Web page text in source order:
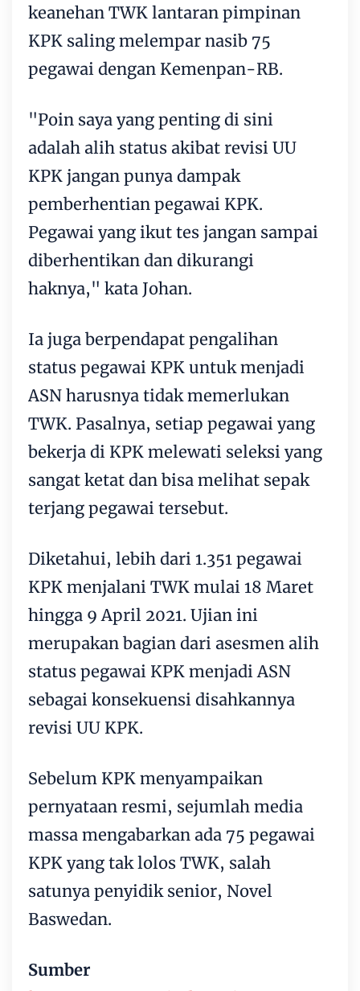
keanehan TWK lantaran pimpinan
KPK saling melempar nasib 75
pegawai dengan Kemenpan-RB.
"Poin saya yang penting di sini
adalah alih status akibat revisi UU
KPK jangan punya dampak
pemberhentian pegawai KPK.
Pegawai yang ikut tes jangan sampai
diberhentikan dan dikurangi
haknya," kata Johan.
Ia juga berpendapat pengalihan
status pegawai KPK untuk menjadi
ASN harusnya tidak memerlukan
TWK. Pasalnya, setiap pegawai yang
bekerja di KPK melewati seleksi yang
sangat ketat dan bisa melihat sepak
terjang pegawai tersebut.
Diketahui, lebih dari 1.351 pegawai
KPK menjalani TWK mulai 18 Maret
hingga 9 April 2021. Ujian ini
merupakan bagian dari asesmen alih
status pegawai KPK menjadi ASN
sebagai konsekuensi disahkannya
revisi UU KPK.
Sebelum KPK menyampaikan
pernyataan resmi, sejumlah media
massa mengabarkan ada 75 pegawai
KPK yang tak lolos TWK, salah
satunya penyidik senior, Novel
Baswedan.
Sumber